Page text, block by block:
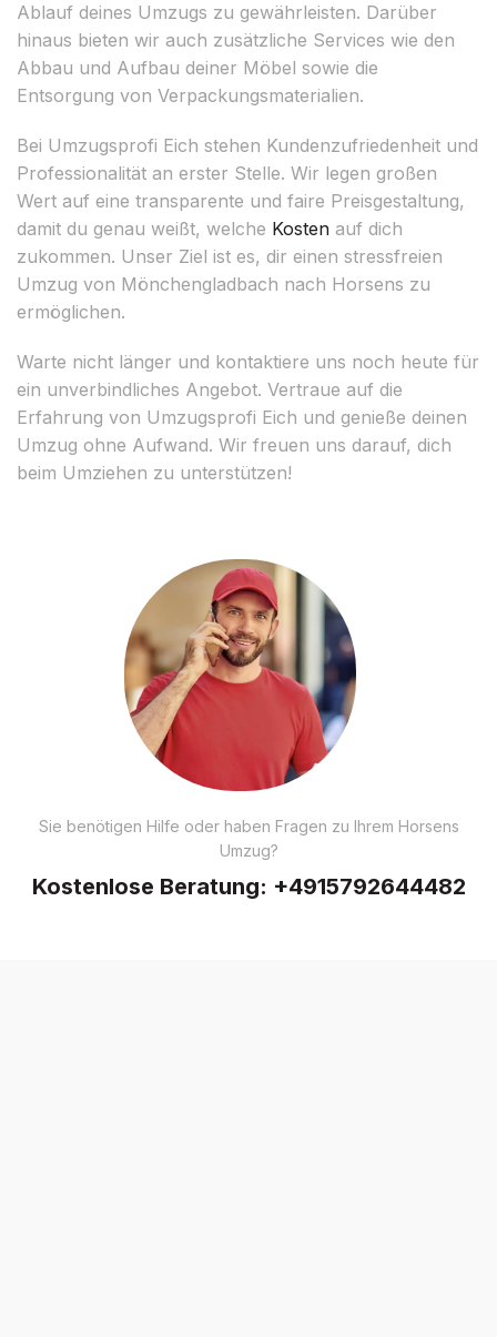
Ablauf deines Umzugs zu gewährleisten. Darüber
hinaus bieten wir auch zusätzliche Services wie den
Abbau und Aufbau deiner Möbel sowie die
Entsorgung von Verpackungsmaterialien.
Bei Umzugsprofi Eich stehen Kundenzufriedenheit und
Professionalität an erster Stelle. Wir legen großen
Wert auf eine transparente und faire Preisgestaltung,
damit du genau weißt, welche Kosten auf dich
zukommen. Unser Ziel ist es, dir einen stressfreien
Umzug von Mönchengladbach nach Horsens zu
ermöglichen.
Warte nicht länger und kontaktiere uns noch heute für
ein unverbindliches Angebot. Vertraue auf die
Erfahrung von Umzugsprofi Eich und genieße deinen
Umzug ohne Aufwand. Wir freuen uns darauf, dich
beim Umziehen zu unterstützen!
Sie benötigen Hilfe oder haben Fragen zu Ihrem Horsens
Umzug?
Kostenlose Beratung: +4915792644482